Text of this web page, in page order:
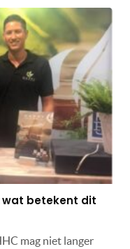
wat betekent dit
mag niet langer